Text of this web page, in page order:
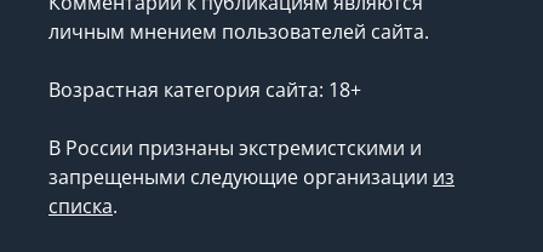
личным мнением пользователей сайта.
Возрастная категория сайта: 18+
В России признаны экстремистскими и
запрещеными следующие организации из
списка.